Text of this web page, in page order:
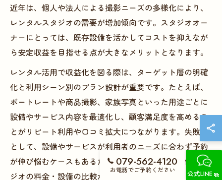
近年は、個人や法人による撮影ニーズの多様化により、
レンタルスタジオの需要が増加傾向です。スタジオオー
ナーにとっては、既存設備を活かしてコストを抑えなが
ら安定収益を目指せる点が大きなメリットとなります。
レンタル活用で収益化を図る際は、ターゲット層の明確
化と利用シーン別のプラン設計が重要です。たとえば、
ポートレートや商品撮影、家族写真といった用途ごとに
設備やサービス内容を最適化し、顧客満足度を高めるこ
とがリピート利用や口コミ拡大につながります。失敗例
として、設備やサービスが利用者のニーズに合わず予約
が伸び悩むケースもあるため、事前の市場調査や他スタ
ジオの料金・設備の比較が不可欠です。
079-562-4120
お電話でご予約ください 公式LINE